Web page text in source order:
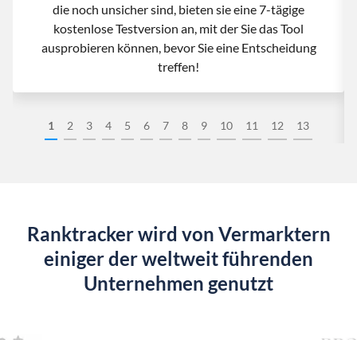
1 2 3 4 5 6 7 8 9 10 11 12 13
die noch unsicher sind, bieten sie eine 7-tägige
kostenlose Testversion an, mit der Sie das Tool
ausprobieren können, bevor Sie eine Entscheidung
treffen!
Ranktracker wird von Vermarktern
einiger der weltweit führenden
Unternehmen genutzt